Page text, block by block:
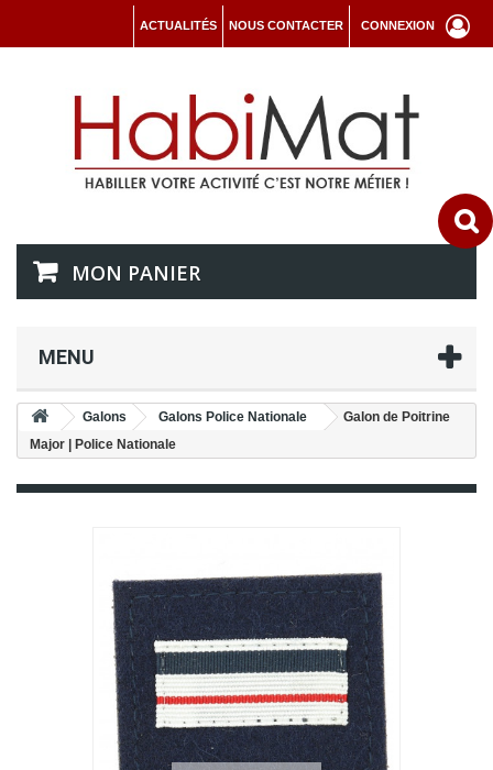
CONNEXION
NOUS CONTACTER
ACTUALITÉS
MON PANIER
MENU
Galons Galons Police Nationale
Galon de Poitrine
Major | Police Nationale